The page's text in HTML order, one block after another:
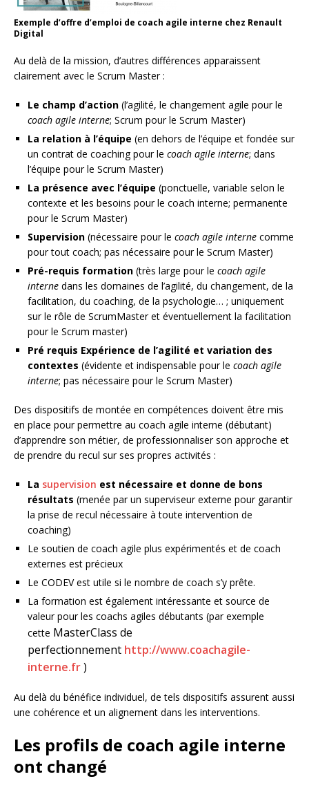
Exemple d’offre d’emploi de coach agile interne chez Renault
Digital
Au delà de la mission, d’autres différences apparaissent
clairement avec le Scrum Master :
Le champ d’action (l’agilité, le changement agile pour le
coach agile interne; Scrum pour le Scrum Master)
La relation à l’équipe (en dehors de l’équipe et fondée sur
un contrat de coaching pour le coach agile interne; dans
l’équipe pour le Scrum Master)
La présence avec l’équipe (ponctuelle, variable selon le
contexte et les besoins pour le coach interne; permanente
pour le Scrum Master)
Supervision (nécessaire pour le coach agile interne comme
pour tout coach; pas nécessaire pour le Scrum Master)
Pré-requis formation (très large pour le coach agile
interne dans les domaines de l’agilité, du changement, de la
facilitation, du coaching, de la psychologie… ; uniquement
sur le rôle de ScrumMaster et éventuellement la facilitation
pour le Scrum master)
Pré requis Expérience de l’agilité et variation des
contextes (évidente et indispensable pour le coach agile
interne; pas nécessaire pour le Scrum Master)
Des dispositifs de montée en compétences doivent être mis
en place pour permettre au coach agile interne (débutant)
d’apprendre son métier, de professionnaliser son approche et
de prendre du recul sur ses propres activités :
La supervision est nécessaire et donne de bons
résultats (menée par un superviseur externe pour garantir
la prise de recul nécessaire à toute intervention de
coaching)
Le soutien de coach agile plus expérimentés et de coach
externes est précieux
Le CODEV est utile si le nombre de coach s’y prête.
La formation est également intéressante et source de
valeur pour les coachs agiles débutants (par exemple
cette MasterClass de
perfectionnement http://www.coachagile-
interne.fr)
Au delà du bénéfice individuel, de tels dispositifs assurent aussi
une cohérence et un alignement dans les interventions.
Les profils de coach agile interne
ont changé